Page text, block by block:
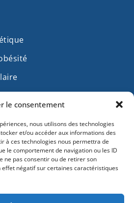
le consentement
nous utilisons des technologies
et/ou accéder aux informations des
à ces technologies nous permettra de
le comportement de navigation ou les ID
ne pas consentir ou de retirer son
négatif sur certaines caractéristiques